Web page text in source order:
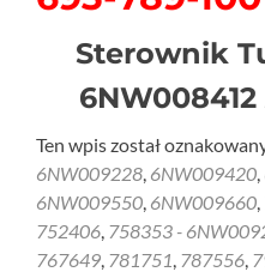
Sterownik
Ten wpis został
6NW009228, 6NW009420,
6NW009550, 6NW009660,
752406, 758353 -
767649, 781751, 787556,